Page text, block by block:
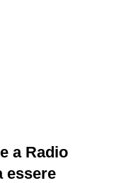
a Radio
essere